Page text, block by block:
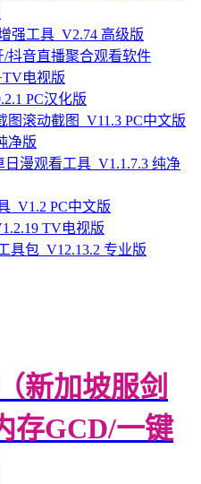
强工具_V2.74 高级版
/抖音直播聚合观看软件
电视版
PC汉化版
图滚动截图_V11.3 PC中文版
净版
日漫观看工具_V1.1.7.3 纯净
_V1.2 PC中文版
TV电视版
具包_V12.13.2 专业版
新加坡服剑
存GCD/一键